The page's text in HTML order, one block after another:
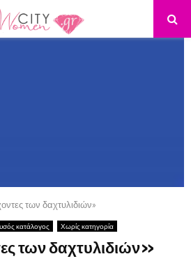
των δαχτυλιδιών»
κατάλογος Χωρίς κατηγορία
των δαχτυλιδιών»